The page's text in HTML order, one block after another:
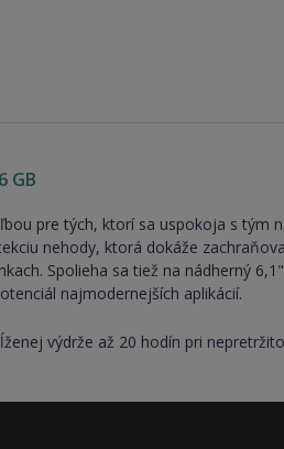
GB
pre tých, ktorí sa uspokoja s tým
nehody, ktorá dokáže
Spolieha sa tiež na nádherný
najmodernejších aplikácií.
výdrže až 20 hodín pri